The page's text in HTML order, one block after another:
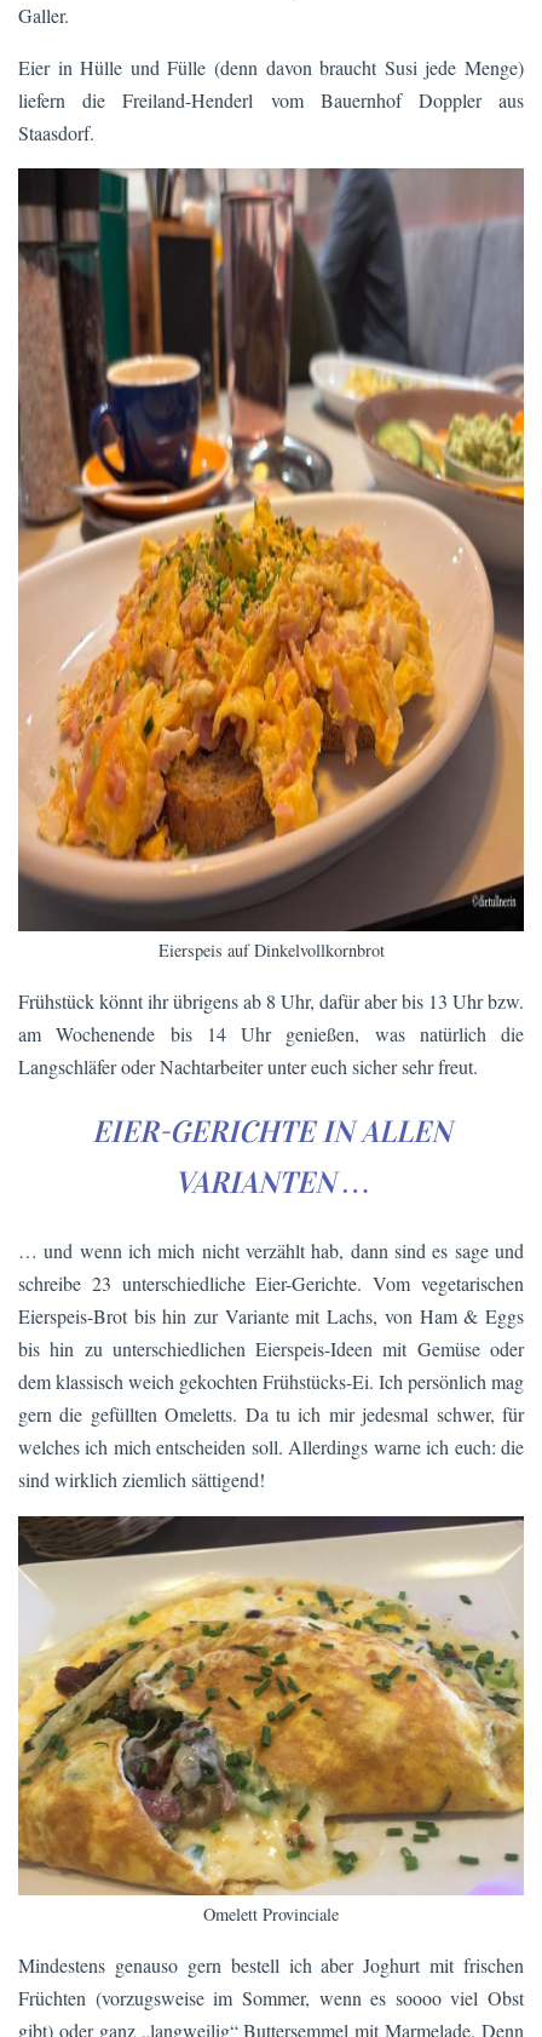
Galler.
Eier in Hülle und Fülle (denn davon braucht Susi jede Menge)
liefern die Freiland-Henderl vom Bauernhof Doppler aus
Staasdorf.
Eierspeis auf Dinkelvollkornbrot
Frühstück könnt ihr übrigens ab 8 Uhr, dafür aber bis 13 Uhr bzw.
am Wochenende bis 14 Uhr genießen, was natürlich die
Langschläfer oder Nachtarbeiter unter euch sicher sehr freut.
EIER-GERICHTE IN ALLEN
VARIANTEN …
… und wenn ich mich nicht verzählt hab, dann sind es sage und
schreibe 23 unterschiedliche Eier-Gerichte. Vom vegetarischen
Eierspeis-Brot bis hin zur Variante mit Lachs, von Ham & Eggs
bis hin zu unterschiedlichen Eierspeis-Ideen mit Gemüse oder
dem klassisch weich gekochten Frühstücks-Ei. Ich persönlich mag
gern die gefüllten Omeletts. Da tu ich mir jedesmal schwer, für
welches ich mich entscheiden soll. Allerdings warne ich euch: die
sind wirklich ziemlich sättigend!
Omelett Provinciale
Mindestens genauso gern bestell ich aber Joghurt mit frischen
Früchten (vorzugsweise im Sommer, wenn es soooo viel Obst
gibt) oder ganz „langweilig“ Buttersemmel mit Marmelade. Denn